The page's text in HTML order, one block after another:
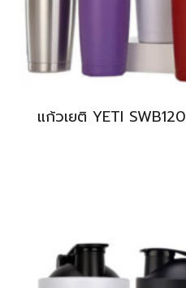
แก้วเยติ YETI SWB120